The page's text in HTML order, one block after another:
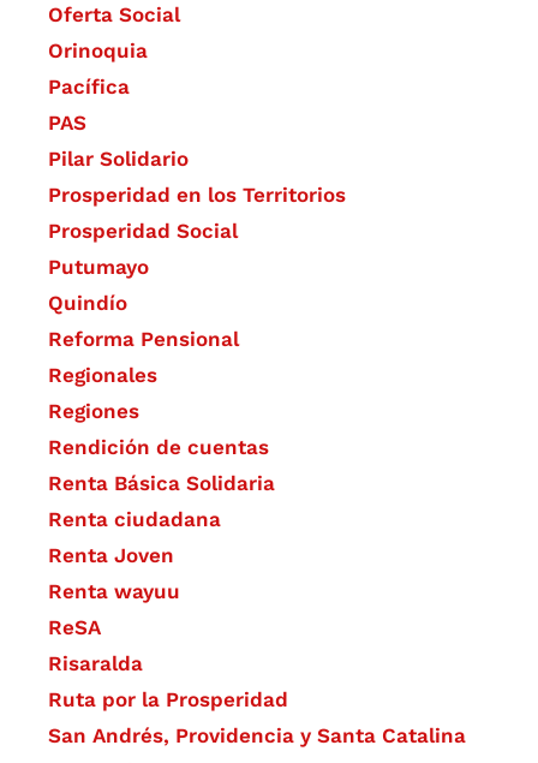
Oferta Social​​
Orinoquia
Pacífica
PAS
Pilar Solidario
Prosperidad en los Territorios
Prosperidad Social
Putumayo
Quindío
Reforma Pensional
Regionales
Regiones
Rendición de cuentas
Renta Básica Solidaria
Renta ciudadana
Renta Joven
Renta wayuu
ReSA
Risaralda
Ruta por la Prosperidad
San Andrés, Providencia y Santa Catalina